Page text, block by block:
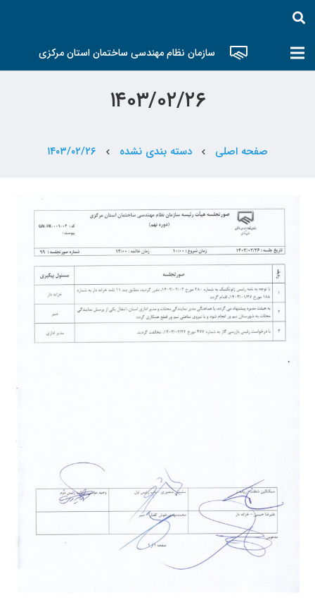
سازمان نظام مهندسی ساختمان استان مرکزی
۱۴۰۳/۰۲/۲۶
صفحه اصلی chevron_left دسته بندی نشده chevron_left ۱۴۰۳/۰۲/۲۶